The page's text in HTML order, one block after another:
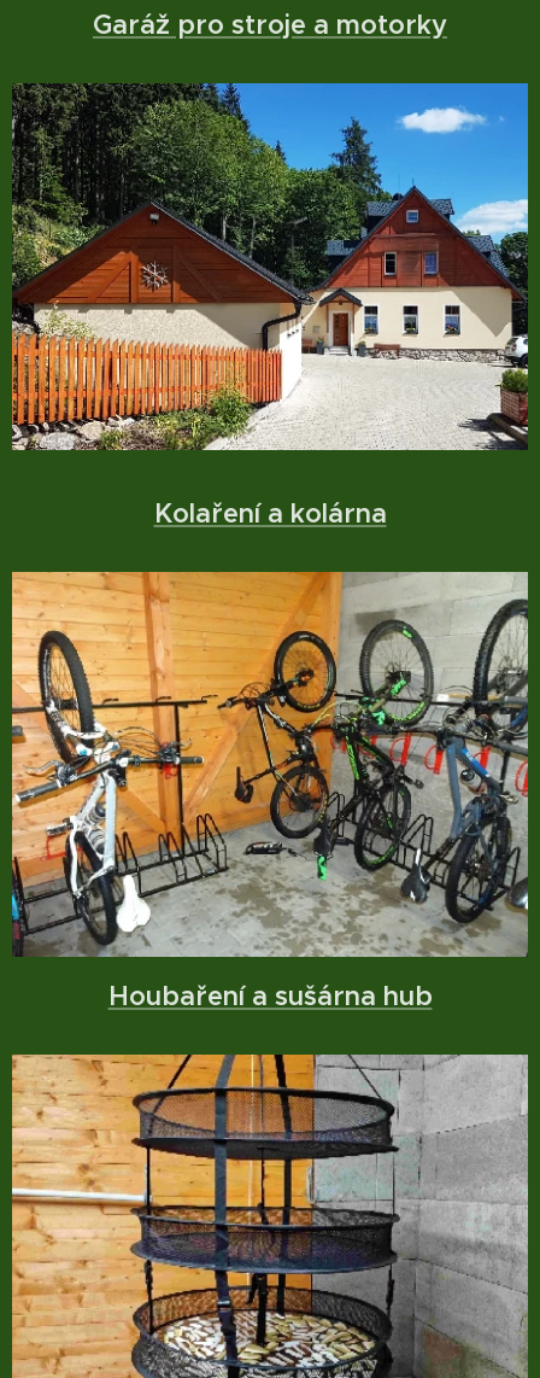
Garáž pro stroje a motorky
Kolaření a kolárna
Houbaření a sušárna hub